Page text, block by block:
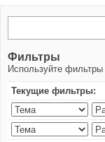
Фильтры
Используйте фильтры
Текущие фильтры: